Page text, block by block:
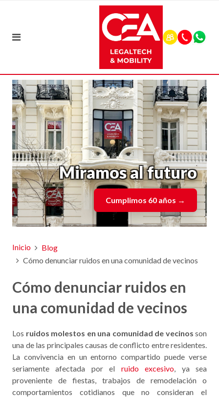
Miramos al futuro
Cumplimos 60 años →
Inicio
Blog
Cómo denunciar ruidos en una comunidad de vecinos
Cómo denunciar ruidos en
una comunidad de vecinos
Los ruidos molestos en una comunidad de vecinos son
una de las principales causas de conflicto entre residentes.
La convivencia en un entorno compartido puede verse
seriamente afectada por el ruido excesivo, ya sea
proveniente de fiestas, trabajos de remodelación o
comportamientos cotidianos que no consideran el